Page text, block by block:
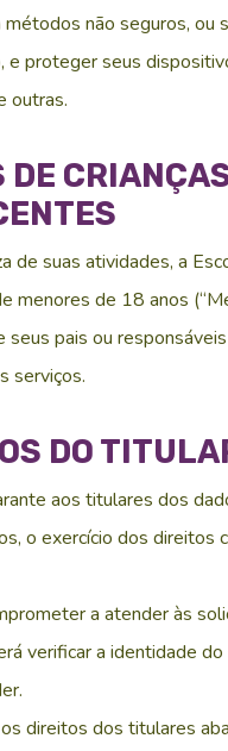
métodos não seguros, ou
e proteger seus
outras.
DE
de suas atividades, a
menores de 18 anos
pais ou
serviços.
DO
aos titulares dos
o exercício dos direitos
a atender às
verificar a identidade
direitos dos titulares